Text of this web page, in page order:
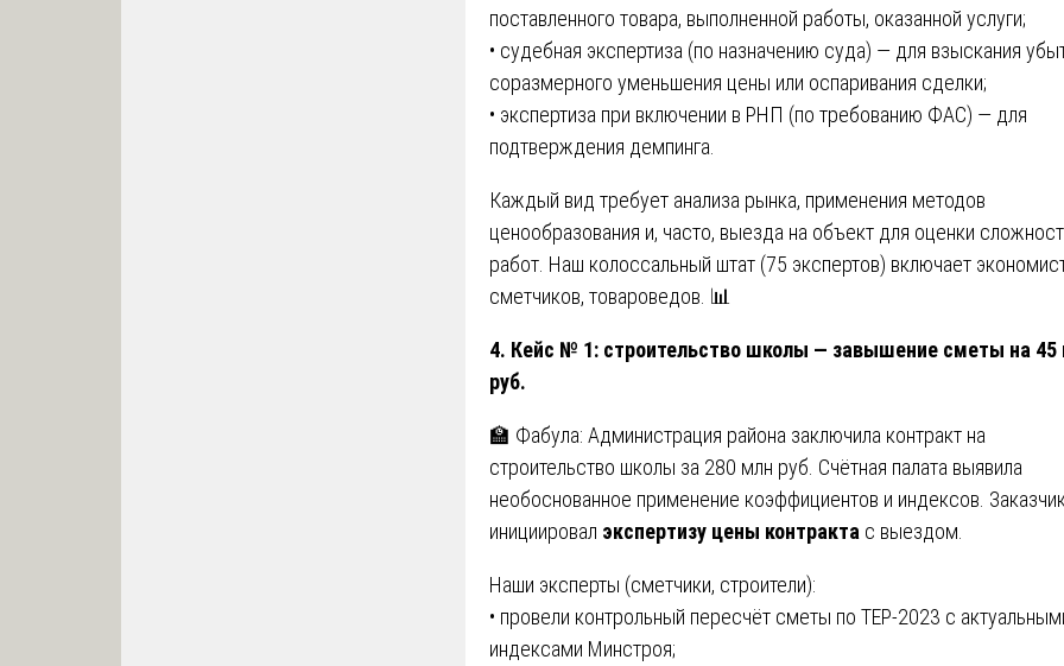
поставленного товара, выполненной работы, оказанной услуги;
• судебная экспертиза (по назначению суда) — для взыскания
соразмерного уменьшения цены или оспаривания сделки;
• экспертиза при включении в РНП (по требованию ФАС) — для
подтверждения демпинга.
Каждый вид требует анализа рынка, применения методов
ценообразования и, часто, выезда на объект для оценки
работ. Наш колоссальный штат (75 экспертов) включает
сметчиков, товароведов. 📊
4. Кейс № 1: строительство школы — завышение сметы на 45
руб.
🏫 Фабула: Администрация района заключила контракт на
строительство школы за 280 млн руб. Счётная палата выявила
необоснованное применение коэффициентов и индексов. Заказчик
инициировал экспертизу цены контракта с выездом.
Наши эксперты (сметчики, строители):
• провели контрольный пересчёт сметы по ТЕР-2023 с
индексами Минстроя;